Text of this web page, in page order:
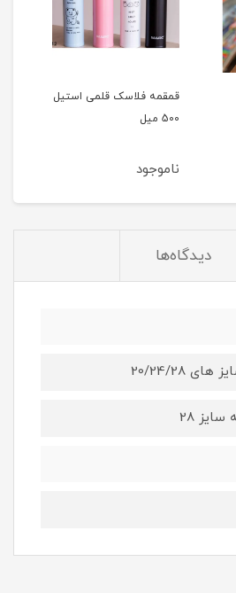
قمقمه فلاسک قلمی استیل
500 میل
ناموجود
دیدگاه‌ها